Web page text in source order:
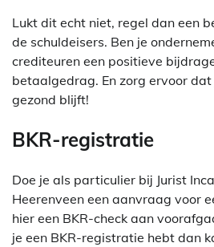
Lukt dit echt niet, regel dan een
de schuldeisers. Ben je
crediteuren een positieve
betaalgedrag. En zorg ervoor
gezond blijft!
BKR-registratie
Doe je als particulier bij Jurist
Heerenveen een aanvraag voor
hier een BKR-check aan
je een BKR-registratie hebt dan